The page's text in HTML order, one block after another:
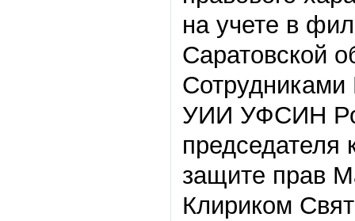
на учете в
Саратовской
УИИ УФСИН
председателя
защите прав
Клириком